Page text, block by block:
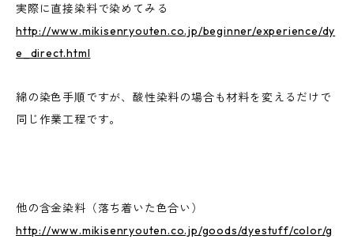
実際に直接染料で染めてみる
http://www.mikisenryouten.co.jp/beginner/experience/dy
e_direct.html
綿の染色手順ですが、酸性染料の場合も材料を変えるだけで
同じ作業工程です。
他の含金染料（落ち着いた色合い）
http://www.mikisenryouten.co.jp/goods/dyestuff/color/g